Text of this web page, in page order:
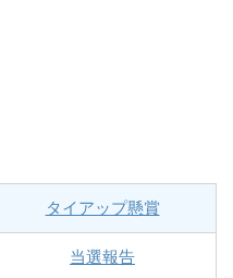
タイアップ懸賞
当選報告